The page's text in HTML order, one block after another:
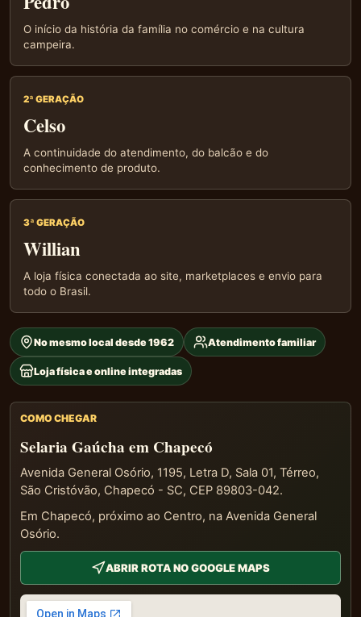
O início da história da família no comércio e na cultura
campeira.
2ª GERAÇÃO
Celso
A continuidade do atendimento, do balcão e do
conhecimento de produto.
3ª GERAÇÃO
Willian
A loja física conectada ao site, marketplaces e envio para
todo o Brasil.
No mesmo local desde 1962 Atendimento familiar
Loja física e online integradas
COMO CHEGAR
Selaria Gaúcha em Chapecó
Avenida General Osório, 1195, Letra D, Sala 01, Térreo,
São Cristóvão, Chapecó - SC, CEP 89803-042.
Em Chapecó, próximo ao Centro, na Avenida General
Osório.
ABRIR ROTA NO GOOGLE MAPS